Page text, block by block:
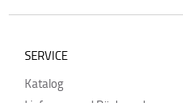
SERVICE
Katalog